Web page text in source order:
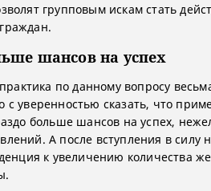
групповым искам стать
шансов на успех
по данному вопросу
уверенностью сказать, что
больше шансов на успех,
А после вступления в силу
к увеличению количества